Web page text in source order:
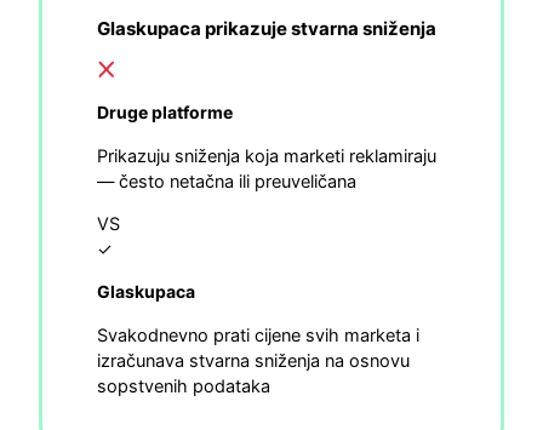
Glaskupaca prikazuje stvarna sniženja
Druge platforme
Prikazuju sniženja koja marketi reklamiraju
— često netačna ili preuveličana
VS
✓
Glaskupaca
Svakodnevno prati cijene svih marketa i
izračunava stvarna sniženja na osnovu
sopstvenih podataka